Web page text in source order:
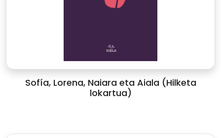
Sofía, Lorena, Naiara eta Aiala (Hilketa
lokartua)